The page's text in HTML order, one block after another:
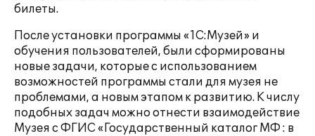
билеты.
После установки программы «1С:Музей» и
обучения пользователей, были сформированы
новые задачи, которые с использованием
возможностей программы стали для музея не
проблемами, а новым этапом к развитию. К числу
подобных задач можно отнести взаимодействие
Музея с ФГИС «Государственный каталог МФ : в